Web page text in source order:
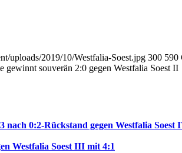
uploads/2019/10/Westfalia-Soest.jpg 300 590
gewinnt souverän 2:0 gegen Westfalia Soest II
nach 0:2-Rückstand gegen Westfalia Soest
Westfalia Soest III mit 4:1